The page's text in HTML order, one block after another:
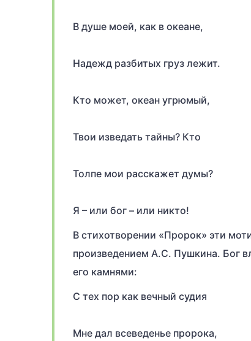
В душе моей, как в океане,
Надежд разбитых груз лежит.
Кто может, океан угрюмый,
Твои изведать тайны? Кто
Толпе мои расскажет думы?
Я – или бог – или никто!
В стихотворении «Пророк» эти
произведением А.С. Пушкина. Бог
его камнями:
С тех пор как вечный судия
Мне дал всеведенье пророка,